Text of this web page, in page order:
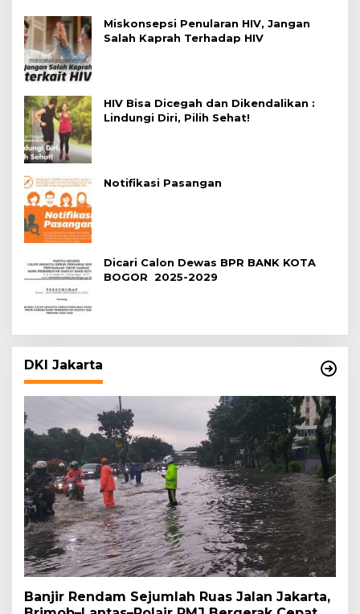
Miskonsepsi Penularan HIV, Jangan
Salah Kaprah Terhadap HIV
HIV Bisa Dicegah dan Dikendalikan :
Lindungi Diri, Pilih Sehat!
Notifikasi Pasangan
Dicari Calon Dewas BPR BANK KOTA
BOGOR 2025-2029
DKI Jakarta
Banjir Rendam Sejumlah Ruas Jalan Jakarta,